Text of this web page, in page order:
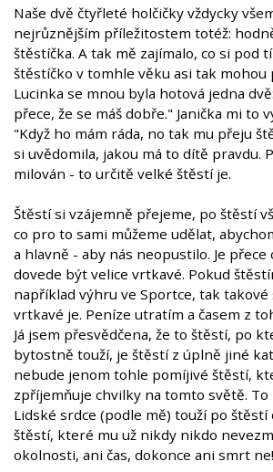
Naše dvě čtyřleté holčičky vždycky
nejrůznějším příležitostem totéž:
štěstíčka. A tak mě zajímalo, co si pod
štěstíčko v tomhle věku asi tak mohou
Lucinka se mnou byla hotová jedna
přece, že se máš dobře." Janička mi to
"Když ho mám ráda, no tak mu přeju
si uvědomila, jakou má to dítě pravdu.
milován - to určitě velké štěstí je.
Štěstí si vzájemně přejeme, po štěstí
co pro to sami můžeme udělat,
a hlavně - aby nás neopustilo. Je přece
dovede být velice vrtkavé. Pokud
například výhru ve Sportce, tak
vrtkavé je. Peníze utratím a časem z
Já jsem přesvědčena, že to štěstí, po
bytostně touží, je štěstí z úplně jiné
nebude jenom tohle pomíjivé štěstí,
zpříjemňuje chvilky na tomto světě. To
Lidské srdce (podle mě) touží po
štěstí, které mu už nikdy nikdo
okolnosti, ani čas, dokonce ani smrt ne!